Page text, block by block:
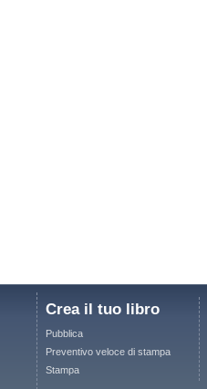
Crea il tuo libro
Pubblica
Preventivo veloce di stampa
Stampa